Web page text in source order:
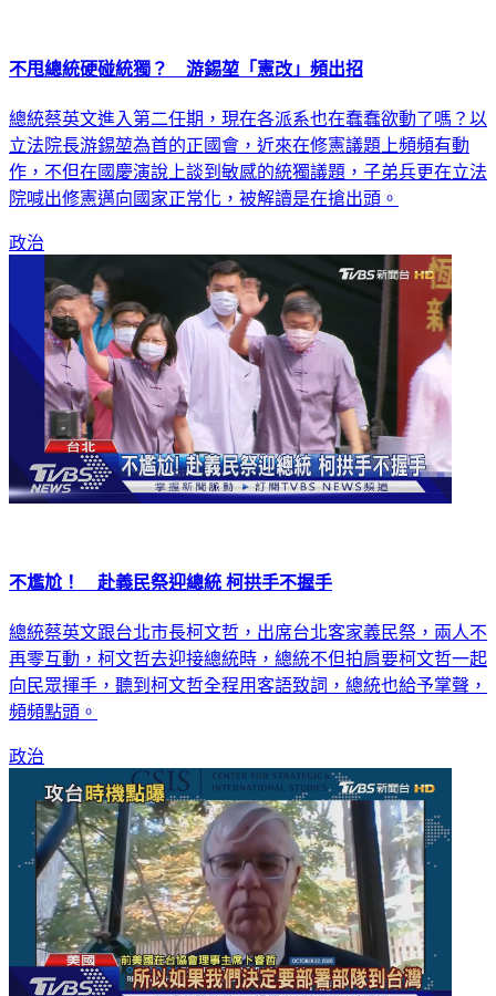
不甩總統硬碰統獨？ 游錫堃「憲改」頻出招
總統蔡英文進入第二任期，現在各派系也在蠢蠢欲動了嗎？以
立法院長游錫堃為首的正國會，近來在修憲議題上頻頻有動
作，不但在國慶演說上談到敏感的統獨議題，子弟兵更在立法
院喊出修憲邁向國家正常化，被解讀是在搶出頭。
政治
不尷尬！ 赴義民祭迎總統 柯拱手不握手
總統蔡英文跟台北市長柯文哲，出席台北客家義民祭，兩人不
再零互動，柯文哲去迎接總統時，總統不但拍肩要柯文哲一起
向民眾揮手，聽到柯文哲全程用客語致詞，總統也給予掌聲，
頻頻點頭。
政治